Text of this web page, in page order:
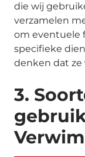
die wij
verzamelen
om eventuele
specifieke
denken dat ze
3.